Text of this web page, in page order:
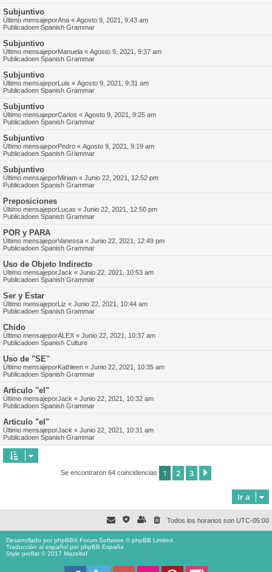
Subjuntivo
Último mensajeporAna « Agosto 9, 2021, 9:43 am
Publicadoen Spanish Grammar
Subjuntivo
Último mensajeporManuela « Agosto 9, 2021, 9:37 am
Publicadoen Spanish Grammar
Subjuntivo
Último mensajeporLuis « Agosto 9, 2021, 9:31 am
Publicadoen Spanish Grammar
Subjuntivo
Último mensajeporCarlos « Agosto 9, 2021, 9:25 am
Publicadoen Spanish Grammar
Subjuntivo
Último mensajeporPedro « Agosto 9, 2021, 9:19 am
Publicadoen Spanish Grammar
Subjuntivo
Último mensajeporMiriam « Junio 22, 2021, 12:52 pm
Publicadoen Spanish Grammar
Preposiciones
Último mensajeporLucas « Junio 22, 2021, 12:50 pm
Publicadoen Spanish Grammar
POR y PARA
Último mensajeporVanessa « Junio 22, 2021, 12:49 pm
Publicadoen Spanish Grammar
Uso de Objeto Indirecto
Último mensajeporJack « Junio 22, 2021, 10:53 am
Publicadoen Spanish Grammar
Ser y Estar
Último mensajeporLiz « Junio 22, 2021, 10:44 am
Publicadoen Spanish Grammar
Chido
Último mensajeporALEX « Junio 22, 2021, 10:37 am
Publicadoen Spanish Culture
Uso de "SE"
Último mensajeporKathleen « Junio 22, 2021, 10:35 am
Publicadoen Spanish Grammar
Articulo "el"
Último mensajeporJack « Junio 22, 2021, 10:32 am
Publicadoen Spanish Grammar
Articulo "el"
Último mensajeporJack « Junio 22, 2021, 10:31 am
Publicadoen Spanish Grammar
Se encontraron 64 coincidencias 1 2 3
Ir a
Todos los horarios son UTC-05:00
Desarrollado porphpBB® Forum Software © phpBB Limited
Traducción al español porphpBB España
Style proflat © 2017 Mazeltof